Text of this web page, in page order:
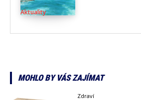
Aktuality
MOHLO BY VÁS ZAJÍMAT
Zdraví